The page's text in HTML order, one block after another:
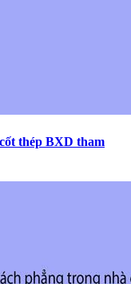
thép BXD tham